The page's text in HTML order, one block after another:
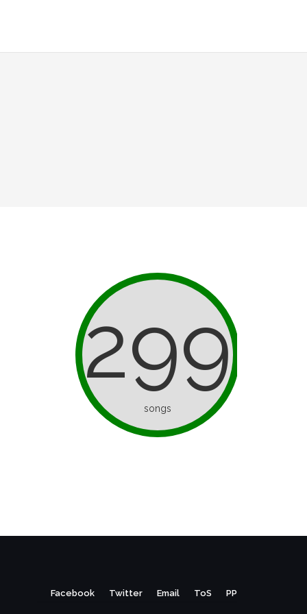
299
songs
Facebook Twitter Email ToS PP